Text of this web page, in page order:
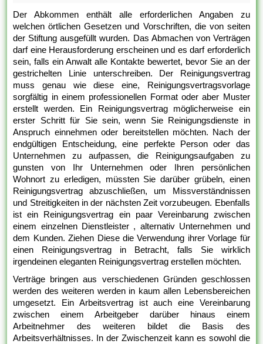
Der Abkommen enthält alle erforderlichen Angaben zu
welchen örtlichen Gesetzen und Vorschriften, die von seiten
der Stiftung ausgefüllt wurden. Das Abmachen von Verträgen
darf eine Herausforderung erscheinen und es darf erforderlich
sein, falls ein Anwalt alle Kontakte bewertet, bevor Sie an der
gestrichelten Linie unterschreiben. Der Reinigungsvertrag
muss genau wie diese eine, Reinigungsvertragsvorlage
sorgfältig in einem professionellen Format oder aber Muster
erstellt werden. Ein Reinigungsvertrag möglicherweise ein
erster Schritt für Sie sein, wenn Sie Reinigungsdienste in
Anspruch einnehmen oder bereitstellen möchten. Nach der
endgültigen Entscheidung, eine perfekte Person oder das
Unternehmen zu aufpassen, die Reinigungsaufgaben zu
gunsten von Ihr Unternehmen oder Ihren persönlichen
Wohnort zu erledigen, müssten Sie darüber grübeln, einen
Reinigungsvertrag abzuschließen, um Missverständnissen
und Streitigkeiten in der nächsten Zeit vorzubeugen. Ebenfalls
ist ein Reinigungsvertrag ein paar Vereinbarung zwischen
einem einzelnen Dienstleister , alternativ Unternehmen und
dem Kunden. Ziehen Diese die Verwendung ihrer Vorlage für
einen Reinigungsvertrag in Betracht, falls Sie wirklich
irgendeinen eleganten Reinigungsvertrag erstellen möchten.
Verträge bringen aus verschiedenen Gründen geschlossen
werden des weiteren werden in kaum allen Lebensbereichen
umgesetzt. Ein Arbeitsvertrag ist auch eine Vereinbarung
zwischen einem Arbeitgeber darüber hinaus einem
Arbeitnehmer des weiteren bildet die Basis des
Arbeitsverhältnisses. In der Zwischenzeit kann es sowohl die